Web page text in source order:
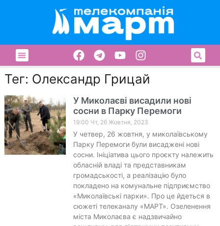
Тег: Олександр Грицай
У Миколаєві висадили нові
сосни в Парку Перемоги
19:00 Чт, 26 Жовтня, 2023
У четвер, 26 жовтня, у миколаївському
Парку Перемоги були висаджені нові
сосни. Ініціатива цього проєкту належить
обласній владі та представникам
громадськості, а реалізацію було
покладено на комунальне підприємство
«Миколаївські парки». Про це йдеться в
сюжеті телеканалу «МАРТ». Озеленення
міста Миколаєва є надзвичайно